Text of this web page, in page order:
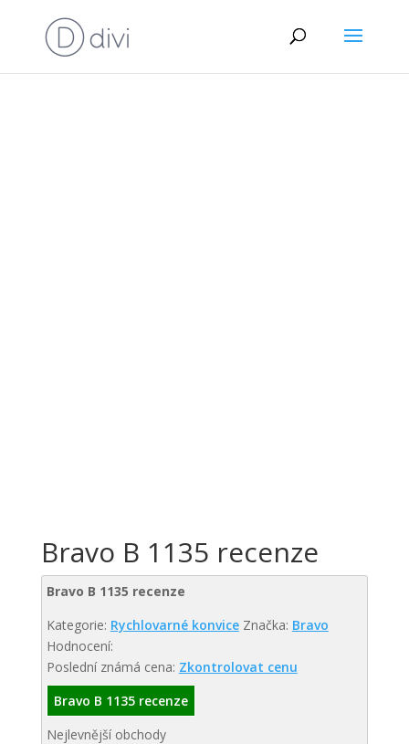
Bravo B 1135 recenze
Bravo B 1135 recenze
Kategorie: Rychlovarné konvice Značka: Bravo
Hodnocení:
Poslední známá cena: Zkontrolovat cenu
Bravo B 1135 recenze
Nejlevnější obchody